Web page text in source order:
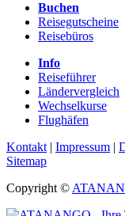
Buchen
Reisegutscheine
Reisebüros
Info
Reiseführer
Ländervergleich
Wechselkurse
Flughäfen
Kontakt| Impressum |
Sitemap
Copyright ©